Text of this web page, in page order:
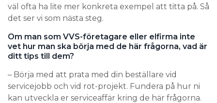
väl ofta ha lite mer konkreta exempel att titta på. Så
det ser vi som nästa steg.
Om man som VVS-företagare eller elfirma inte
vet hur man ska börja med de här frågorna, vad är
ditt tips till dem?
– Börja med att prata med din beställare vid
servicejobb och vid rot-projekt. Fundera på hur ni
kan utveckla er serviceaffär kring de här frågorna.